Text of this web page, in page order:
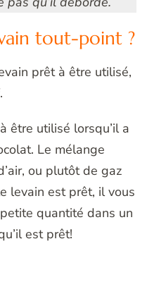
tout-point ?
prêt à être utilisé,
être utilisé lorsqu’il a
Le mélange
ou plutôt de gaz
levain est prêt, il vous
quantité dans un
est prêt!